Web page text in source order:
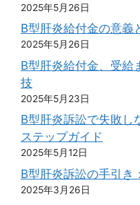
2025年5月26日
B型肝炎給付金の意義
2025年5月26日
B型肝炎給付金、受給
技
2025年5月23日
B型肝炎訴訟で失敗し
ステップガイド
2025年5月12日
B型肝炎訴訟の手引き
2025年3月26日